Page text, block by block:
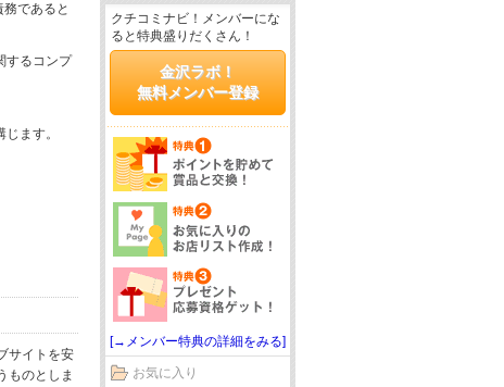
であると
するコンプ
ます。
サイトを安
ものとしま
クチコミナビ！メンバーにな
ると特典盛りだくさん！
金沢ラボ！
無料メンバー登録
[→メンバー特典の詳細をみる]
お気に入り